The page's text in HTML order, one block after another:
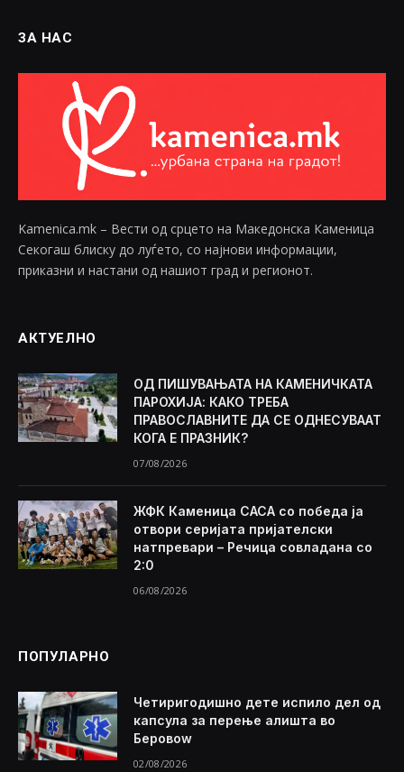
ЗА НАС
Kamenica.mk – Вести од срцето на Македонска Каменица
Секогаш блиску до луѓето, со најнови информации,
приказни и настани од нашиот град и регионот.
АКТУЕЛНО
ОД ПИШУВАЊАТА НА КАМЕНИЧКАТА
ПАРОХИЈА: КАКО ТРЕБА
ПРАВОСЛАВНИТЕ ДА СЕ ОДНЕСУВААТ
КОГА Е ПРАЗНИК?
07/08/2026
ЖФК Каменица САСА со победа ја
отвори серијата пријателски
натпревари – Речица совладана со
2:0
06/08/2026
ПОПУЛАРНО
Четиригодишно дете испило дел од
капсула за перење алишта во
Беровоw
02/08/2026